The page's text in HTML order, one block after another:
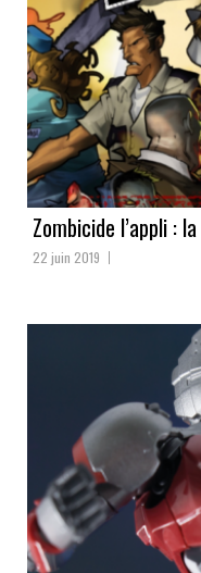
Zombicide l’appli :
22 juin 2019